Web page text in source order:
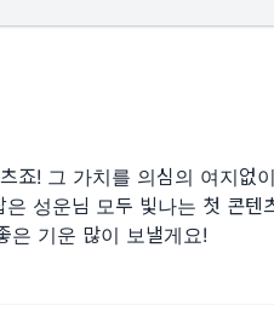
죠! 그 가치를 의심의 여지없
성운님 모두 빛나는 첫 콘텐
은 기운 많이 보낼게요!